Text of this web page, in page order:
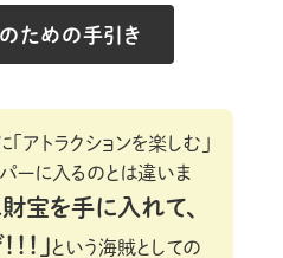
ための手引き
アトラクションを楽しむ」
ーに入るのとは違いま
財宝を手に入れて、
！」という海賊としての